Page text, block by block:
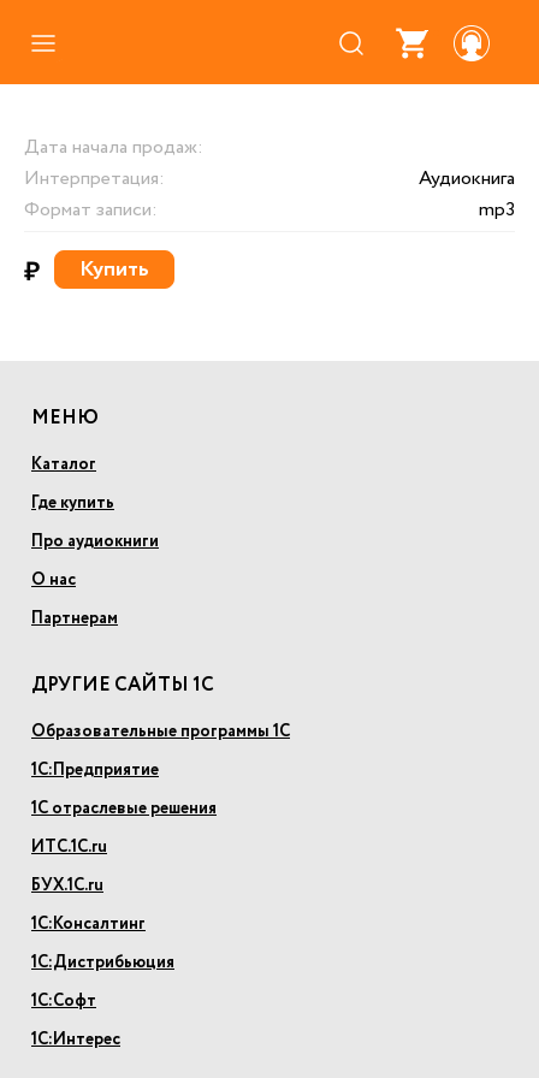
Где купить
Про аудиокниги
О нас
Дата начала продаж:
Интерпретация:
Аудиокнига
Формат записи:
mp3
₽ Купить
МЕНЮ
Каталог
Где купить
Про аудиокниги
О нас
Партнерам
ДРУГИЕ САЙТЫ 1С
Образовательные программы 1С
1С:Предприятие
1С отраслевые решения
ИТС.1С.ru
БУХ.1С.ru
1С:Консалтинг
1С:Дистрибьюция
1С:Софт
1С:Интерес